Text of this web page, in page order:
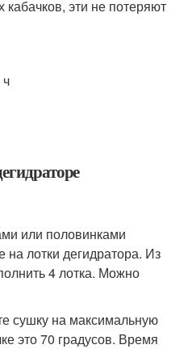
эти не потеряют
или половинками
лотки дегидратора. Из
4 лотка. Можно
сушку на максимальную
это 70 градусов. Время